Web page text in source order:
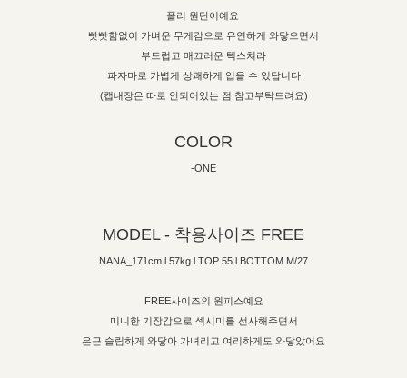
폴리 원단이예요
빳빳함없이 가벼운 무게감으로 유연하게 와닿으면서
부드럽고 매끄러운 텍스쳐라
파자마로 가볍게 상쾌하게 입을 수 있답니다
(캡내장은 따로 안되어있는 점 참고부탁드려요)
COLOR
-ONE
MODEL - 착용사이즈 FREE
NANA_171cm l 57kg l TOP 55 l BOTTOM M/27
FREE사이즈의 원피스예요
미니한 기장감으로 섹시미를 선사해주면서
은근 슬림하게 와닿아 가녀리고 여리하게도 와닿았어요